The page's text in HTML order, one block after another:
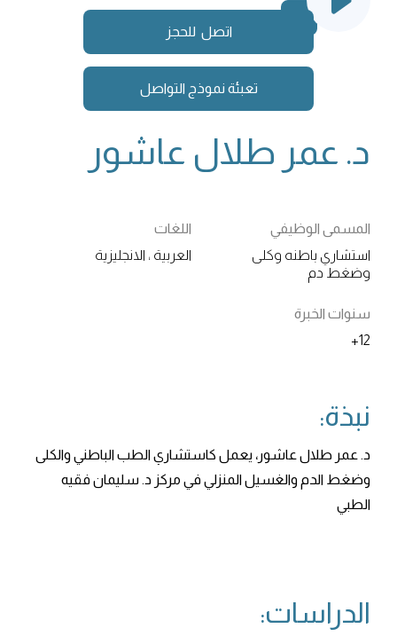
اتصل للحجز
تعبئة نموذج التواصل
د. عمر طلال عاشور
المسمى الوظيفي
استشاري باطنه وكلى
وضغط دم
اللغات
العربية ، الانجليزية
سنوات الخبرة
12+
نبذة:
د. عمر طلال عاشور، يعمل كاستشاري الطب الباطني والكلى
وضغط الدم والغسيل المنزلي في مركز د. سليمان فقيه
الطبي
الدراسات: